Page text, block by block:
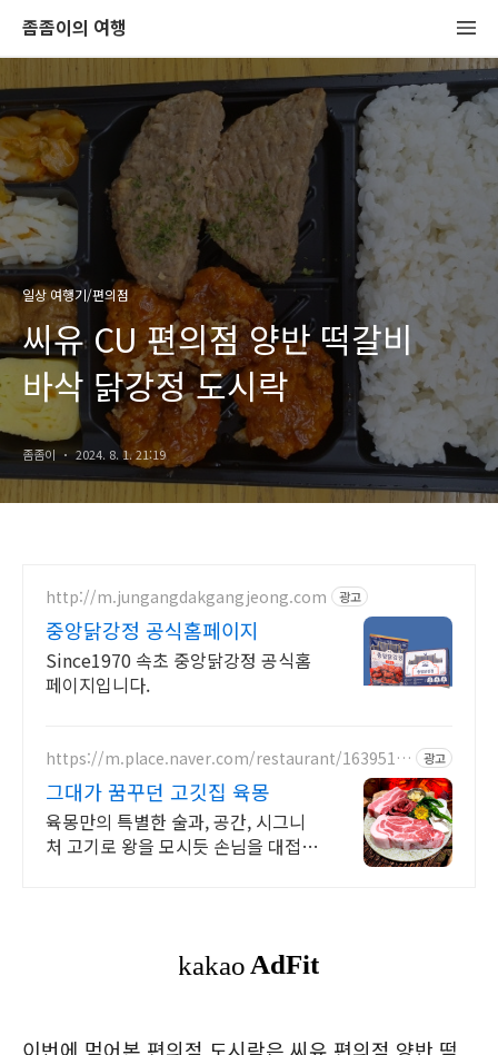
좀좀이의 여행
일상 여행기/편의점
씨유 CU 편의점 양반 떡갈비
바삭 닭강정 도시락
좀좀이 2024. 8. 1. 21:19
http://m.jungangdakgangjeong.com 광고
중앙닭강정 공식홈페이지
Since1970 속초 중앙닭강정 공식홈
페이지입니다.
https://m.place.naver.com/restaurant/1639516
광고
그대가 꿈꾸던 고깃집 육몽
육몽만의 특별한 술과, 공간, 시그니
처 고기로 왕을 모시듯 손님을 대접합